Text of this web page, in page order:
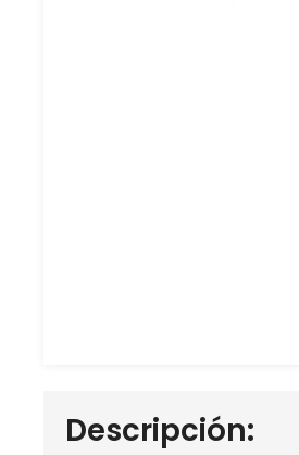
Descripción: